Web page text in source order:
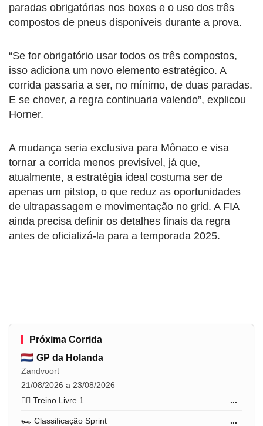
paradas obrigatórias nos boxes e o uso dos três
compostos de pneus disponíveis durante a prova.
“Se for obrigatório usar todos os três compostos,
isso adiciona um novo elemento estratégico. A
corrida passaria a ser, no mínimo, de duas paradas.
E se chover, a regra continuaria valendo”, explicou
Horner.
A mudança seria exclusiva para Mônaco e visa
tornar a corrida menos previsível, já que,
atualmente, a estratégia ideal costuma ser de
apenas um pitstop, o que reduz as oportunidades
de ultrapassagem e movimentação no grid. A FIA
ainda precisa definir os detalhes finais da regra
antes de oficializá-la para a temporada 2025.
Próxima Corrida
GP da Holanda
Zandvoort
21/08/2026 a 23/08/2026
🏋️‍♂️ Treino Livre 1
...
🏎️ Classificação Sprint ...